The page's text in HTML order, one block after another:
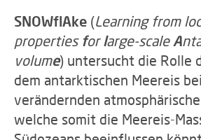
SNOWflAke (Learning from
properties forlarge-scale A
volume) untersucht die Rolle
dem antarktischen Meereis
verändernden
welche somit die Meereis-